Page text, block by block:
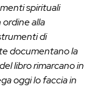
spirituali
alla
di
documentano la
libro rimarcano in
oggi lo faccia in